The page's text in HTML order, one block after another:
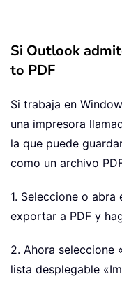
Si Outlook
to PDF
Si trabaja en
una impresora
la que puede
como un archivo
1. Seleccione o
exportar a PDF y
2. Ahora seleccione
lista desplegable